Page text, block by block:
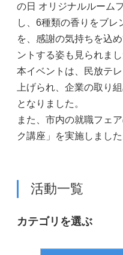
の日 オリジナルルーム
し、6種類の香りをブレ
を、感謝の気持ちを込
ントする姿も見られまし
本イベントは、民放テ
上げられ、企業の取り
となりました。
また、市内の就職フェ
ク講座」を実施しました
活動一覧
カテゴリを選ぶ